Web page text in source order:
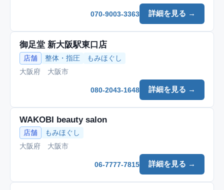
詳細を見る →
070-9003-3363
御足堂 新大阪駅東口店
店舗 整体・指圧
もみほぐし
大阪府 大阪市
詳細を見る →
080-2043-1648
WAKOBI beauty salon
店舗
もみほぐし
大阪府 大阪市
詳細を見る →
06-7777-7815